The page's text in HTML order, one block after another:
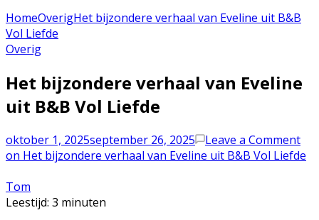
HomeOverigHet bijzondere verhaal van Eveline uit B&B
Vol Liefde
Overig
Het bijzondere verhaal van Eveline
uit B&B Vol Liefde
oktober 1, 2025september 26, 2025
Leave a Comment
on Het bijzondere verhaal van Eveline uit B&B Vol Liefde
Tom
Leestijd: 3 minuten